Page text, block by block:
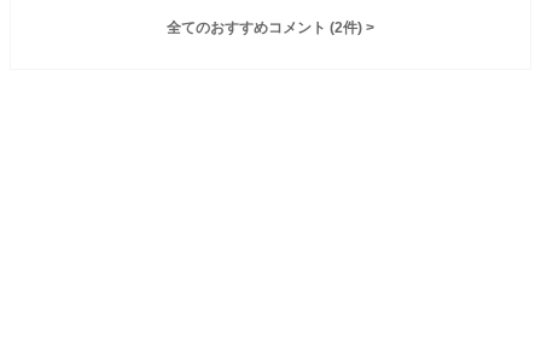
全てのおすすめコメント (2件) >